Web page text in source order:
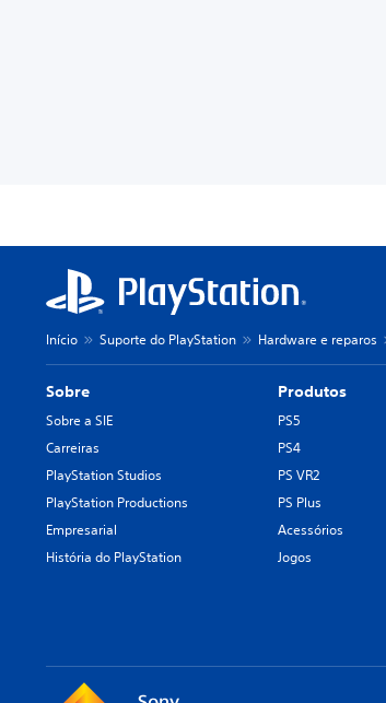
Início Suporte do PlayStation Hardware e reparos
Sobre
Sobre a SIE
Carreiras
PlayStation Studios
PlayStation Productions
Empresarial
História do PlayStation
Produtos
PS5
PS4
PS VR2
PS Plus
Acessórios
Jogos